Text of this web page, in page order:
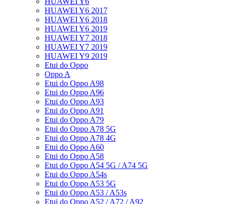
HUAWEI Y6 2017
HUAWEI Y6 2018
HUAWEI Y6 2019
HUAWEI Y7 2018
HUAWEI Y7 2019
HUAWEI Y9 2019
Etui do Oppo
Oppo A
Etui do Oppo A98
Etui do Oppo A96
Etui do Oppo A93
Etui do Oppo A91
Etui do Oppo A79
Etui do Oppo A78 5G
Etui do Oppo A78 4G
Etui do Oppo A60
Etui do Oppo A58
Etui do Oppo A54 5G / A74 5G
Etui do Oppo A54s
Etui do Oppo A53 5G
Etui do Oppo A53 / A53s
Etui do Oppo A52 / A72 / A92